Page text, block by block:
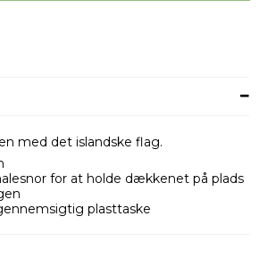
med det islandske flag.
for at holde dækkenet på plads
plasttaske